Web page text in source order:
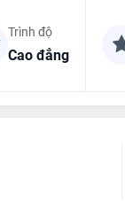
Trình độ
Cao đẳng